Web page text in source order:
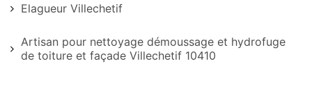
Elagueur Villechetif
Artisan pour nettoyage démoussage et hydrofuge
de toiture et façade Villechetif 10410